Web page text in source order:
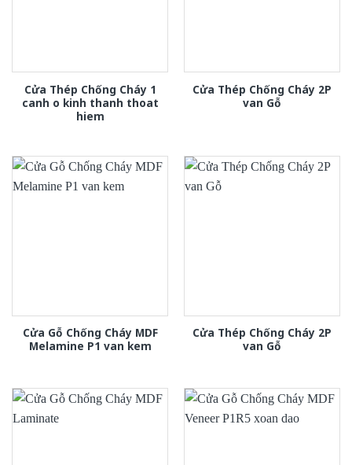
Cửa Thép Chống Cháy 1
canh o kinh thanh thoat
hiem
Cửa Thép Chống Cháy 2P
van Gỗ
Cửa Gỗ Chống Cháy MDF
Melamine P1 van kem
Cửa Thép Chống Cháy 2P
van Gỗ